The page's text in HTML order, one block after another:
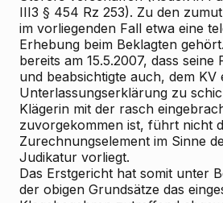
III3 § 454 Rz 253). Zu den
im vorliegenden Fall etwa eine
Erhebung beim Beklagten
bereits am 15.5.2007, dass
und beabsichtigte auch, dem KV
Unterlassungserklärung zu
Klägerin mit der rasch
zuvorgekommen ist, führt nicht
Zurechnungselement im Sinne
Judikatur vorliegt.
Das Erstgericht hat somit unter
der obigen Grundsätze das